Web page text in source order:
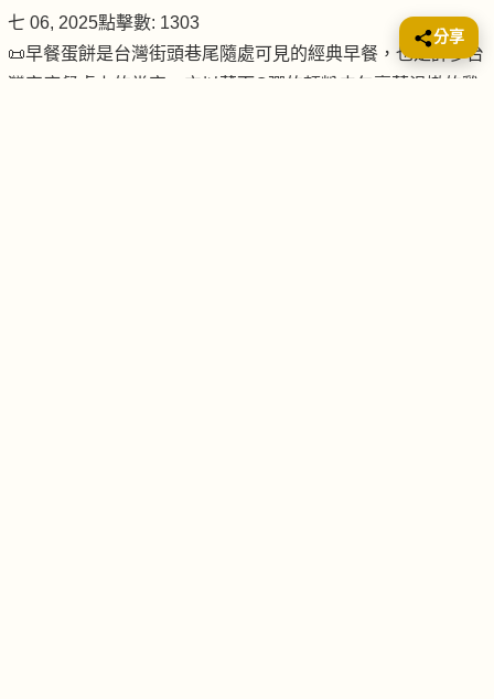
七 06, 2025點擊數: 1303
📜早餐蛋餅是台灣街頭巷尾隨處可見的經典早餐，也是許多台
灣家庭餐桌上的常客。它以薄而Q彈的麵粉皮包裹著滑嫩的雞
分享